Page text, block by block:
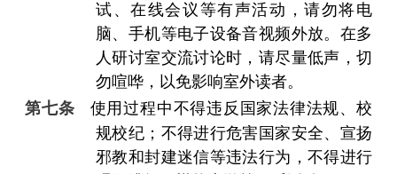
试、在线会议等有声活动，请勿将电
脑、手机等电子设备音视频外放。在多
人研讨室交流讨论时，请尽量低声，切
勿喧哗，以免影响室外读者。
第七条
使用过程中不得违反国家法律法规、校
规校纪；不得进行危害国家安全、宣扬
邪教和封建迷信等违法行为，不得进行